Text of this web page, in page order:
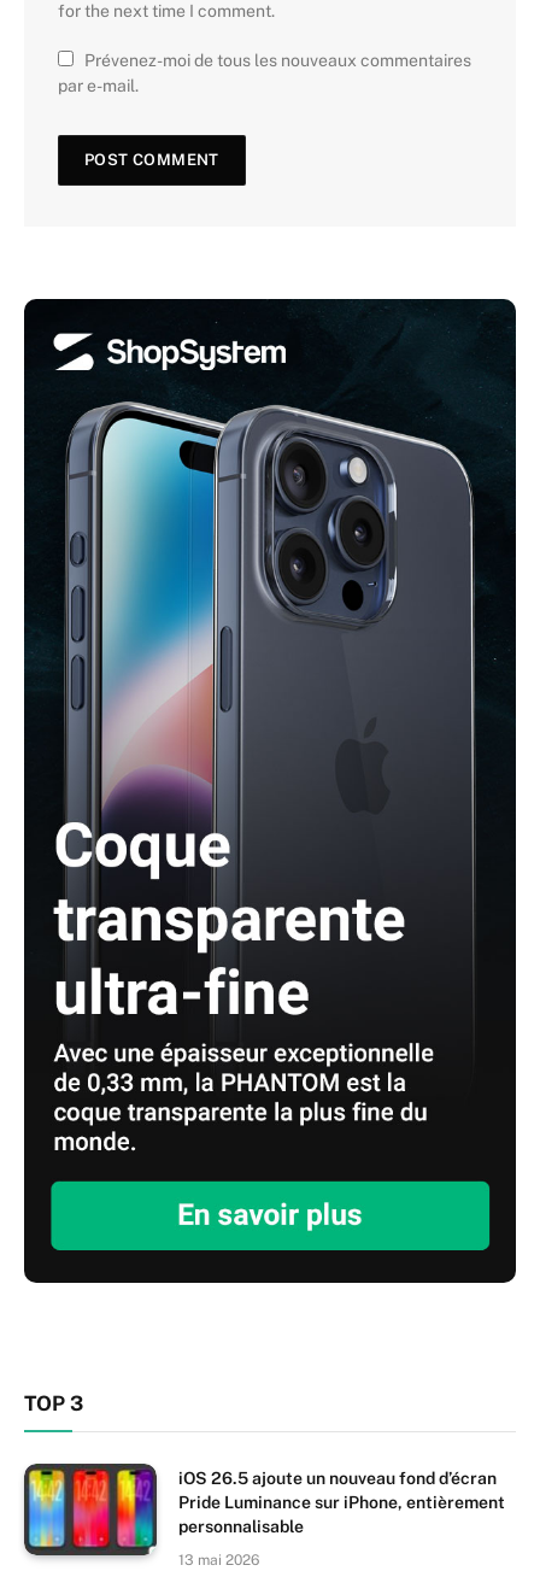
for the next time I comment.
Prévenez-moi de tous les nouveaux commentaires
par e-mail.
TOP 3
iOS 26.5 ajoute un nouveau fond d’écran
Pride Luminance sur iPhone, entièrement
personnalisable
13 mai 2026